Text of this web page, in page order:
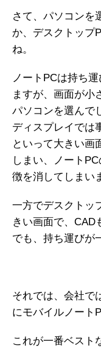
さて、パソコンを
か、デスクトップ
ね。
ノートPCは持ち
ますが、画面が小
パソコンを選んで
ディスプレイでは
といって大きい画
しまい、ノート
徴を消してしまい
一方でデスクトッ
きい画面で、CAD
でも、持ち運びが
それでは、会社で
にモバイルノート
これが一番ベスト